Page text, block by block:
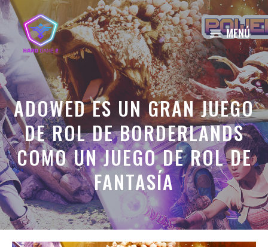
Saltar
al
contenido
MENÚ
ADOWED ES UN GRAN JUEGO
DE ROL DE BORDERLANDS
COMO UN JUEGO DE ROL DE
FANTASÍA